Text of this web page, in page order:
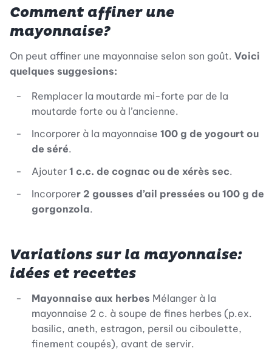
Comment affiner une
mayonnaise?
On peut affiner une mayonnaise selon son goût. Voici
quelques suggesions:
Remplacer la moutarde mi-forte par de la
moutarde forte ou à l’ancienne.
Incorporer à la mayonnaise 100 g de yogourt ou
de séré.
Ajouter 1 c.c. de cognac ou de xérès sec.
Incorporer 2 gousses d’ail pressées ou 100 g de
gorgonzola.
Variations sur la mayonnaise:
idées et recettes
Mayonnaise aux herbes Mélanger à la
mayonnaise 2 c. à soupe de fines herbes (p.ex.
basilic, aneth, estragon, persil ou ciboulette,
finement coupés), avant de servir.